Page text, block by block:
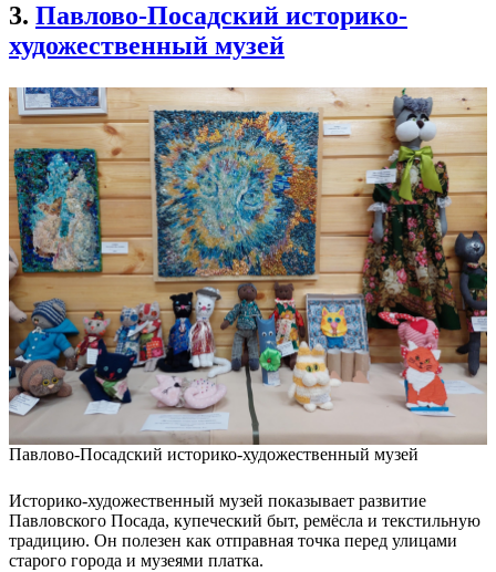
3. Павлово-Посадский историко-
художественный музей
Павлово-Посадский историко-художественный музей
Историко-художественный музей показывает развитие
Павловского Посада, купеческий быт, ремёсла и текстильную
традицию. Он полезен как отправная точка перед улицами
старого города и музеями платка.